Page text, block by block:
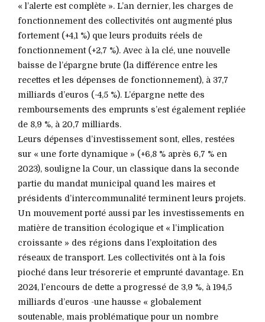
« l’alerte est complète ». L’an dernier, les charges de
fonctionnement des collectivités ont augmenté plus
fortement (+4,1 %) que leurs produits réels de
fonctionnement (+2,7 %). Avec à la clé, une nouvelle
baisse de l’épargne brute (la différence entre les
recettes et les dépenses de fonctionnement), à 37,7
milliards d’euros (-4,5 %). L’épargne nette des
remboursements des emprunts s’est également repliée
de 8,9 %, à 20,7 milliards.
Leurs dépenses d’investissement sont, elles, restées
sur « une forte dynamique » (+6,8 % après 6,7 % en
2023), souligne la Cour, un classique dans la seconde
partie du mandat municipal quand les maires et
présidents d’intercommunalité terminent leurs projets.
Un mouvement porté aussi par les investissements en
matière de transition écologique et « l’implication
croissante » des régions dans l’exploitation des
réseaux de transport. Les collectivités ont à la fois
pioché dans leur trésorerie et emprunté davantage. En
2024, l’encours de dette a progressé de 3,9 %, à 194,5
milliards d’euros -une hausse « globalement
soutenable, mais problématique pour un nombre